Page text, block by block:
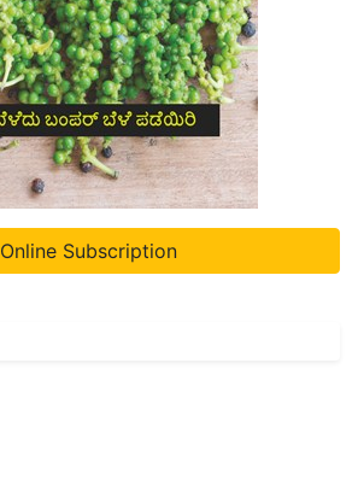
Online Subscription